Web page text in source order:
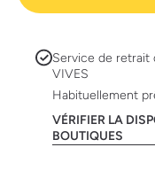
Service de retrait
VIVES
Habituellement
VÉRIFIER LA
BOUTIQUES